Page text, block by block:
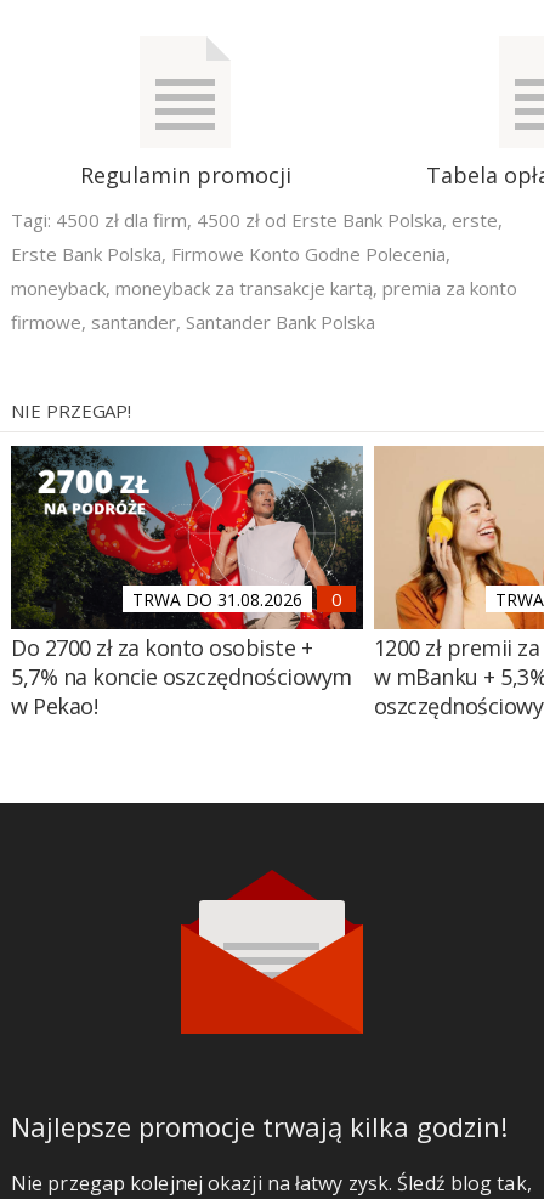
Regulamin promocji Tabela
Tagi: 4500 zł dla firm, 4500 zł od Erste Bank Polska, erste,
Erste Bank Polska, Firmowe Konto Godne Polecenia,
moneyback, moneyback za transakcje kartą, premia za konto
firmowe, santander, Santander Bank Polska
NIE PRZEGAP!
TRWA DO 31.08.2026
Do 2700 zł za konto osobiste +
5,7% na koncie oszczędnościowym
w Pekao!
1200 zł premii
w mBanku +
Najlepsze promocje trwają kilka godzin!
Nie przegap kolejnej okazji na łatwy zysk. Śledź blog tak,